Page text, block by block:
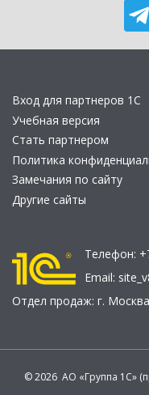
Вход для партнеров 1С
Учебная версия
Стать партнером
Политика
Замечания по сайту
Другие сайты
Телефон:
Email:
Отдел продаж: г. Москва
© 2026 АО «Группа 1С»